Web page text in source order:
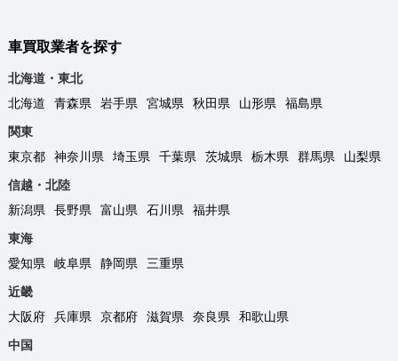
車買取業者を探す
北海道・東北
北海道
青森県 岩手県 宮城県 秋田県 山形県
福島県
関東
東京都
神奈川県 埼玉県 千葉県 茨城県 栃木県 群馬県
山梨県
信越・北陸
新潟県
長野県 富山県 石川県
福井県
東海
愛知県
岐阜県 静岡県
三重県
近畿
大阪府
兵庫県 京都府 滋賀県 奈良県
和歌山県
中国